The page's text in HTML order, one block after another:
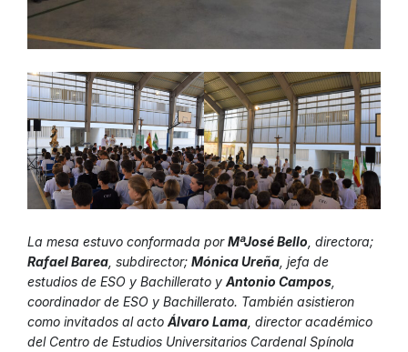
La mesa estuvo conformada porMªJosé Bello , directora;
Rafael Barea , subdirector; Mónica Ureña , jefa de
estudios de ESO y Bachillerato y Antonio Campos
coordinador de ESO y Bachillerato. También asistieron
como invitados al acto Álvaro Lama , director académico
del Centro de Estudios Universitarios Cardenal Spínola